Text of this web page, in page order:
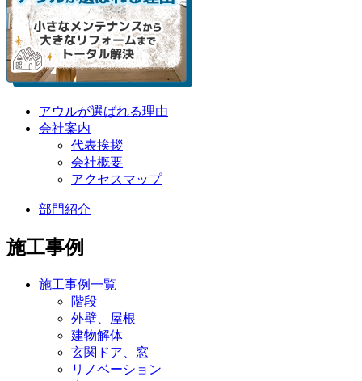
アウルが選ばれる理由
会社案内
代表挨拶
会社概要
アクセスマップ
部門紹介
施工事例
施工事例一覧
階段
外壁、屋根
建物解体
玄関ドア、窓
リノベーション